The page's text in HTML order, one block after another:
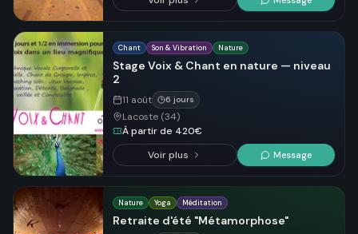
Chant Son & Vibration Nature
Stage Voix & Chant en nature — niveau
2
11 août 6 jours
Lacoste (34)
À partir de 420€
Voir plus
Message
Nature Yoga Méditation
Retraite d'été "Métamorphose"